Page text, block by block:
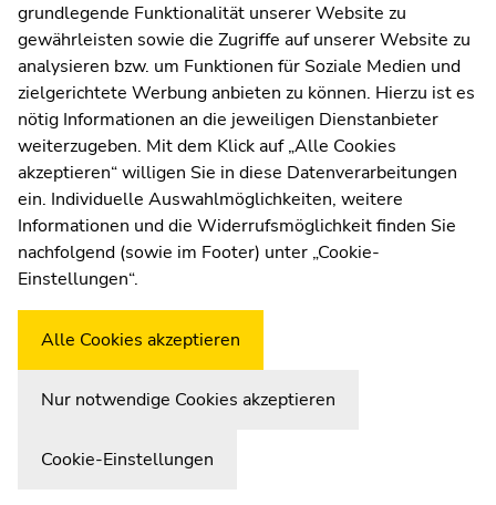
Moodle
UNIGRAZonline
Impressum
Datenschutzerklärung
Cookie-Einstellungen
Barrierefreiheitserklärung
WetterstationUni Graz
grundlegende Funktionalität unserer Website zu
gewährleisten sowie die Zugriffe auf unserer Website zu
analysieren bzw. um Funktionen für Soziale Medien und
zielgerichtete Werbung anbieten zu können. Hierzu ist es
nötig Informationen an die jeweiligen Dienstanbieter
weiterzugeben. Mit dem Klick auf „Alle Cookies
akzeptieren“ willigen Sie in diese Datenverarbeitungen
ein. Individuelle Auswahlmöglichkeiten, weitere
Informationen und die Widerrufsmöglichkeit finden Sie
nachfolgend (sowie im Footer) unter „Cookie-
Einstellungen“.
Alle Cookies akzeptieren
Nur notwendige Cookies akzeptieren
Cookie-Einstellungen